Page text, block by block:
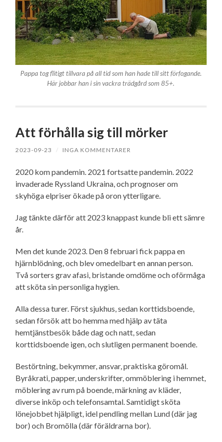
Pappa tog flitigt tillvara på all tid som han hade till sitt förfogande.
Här jobbar han i sin vackra trädgård som 85+.
Att förhålla sig till mörker
2023-09-23 / INGA KOMMENTARER
2020 kom pandemin. 2021 fortsatte pandemin. 2022
invaderade Ryssland Ukraina, och prognoser om
skyhöga elpriser ökade på oron ytterligare.
Jag tänkte därför att 2023 knappast kunde bli ett sämre
år.
Men det kunde 2023. Den 8 februari fick pappa en
hjärnblödning, och blev omedelbart en annan person.
Två sorters grav afasi, bristande omdöme och oförmåga
att sköta sin personliga hygien.
Alla dessa turer. Först sjukhus, sedan korttidsboende,
sedan försök att bo hemma med hjälp av täta
hemtjänstbesök både dag och natt, sedan
korttidsboende igen, och slutligen permanent boende.
Bestörtning, bekymmer, ansvar, praktiska göromål.
Byråkrati, papper, underskrifter, ommöblering i hemmet,
möblering av rum på boende, märkning av kläder,
diverse inköp och telefonsamtal. Samtidigt sköta
lönejobbet hjälpligt, idel pendling mellan Lund (där jag
bor) och Bromölla (där föräldrarna bor).